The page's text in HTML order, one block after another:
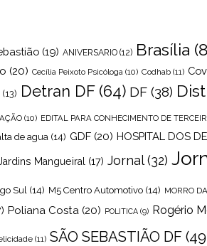
(19) ANIVERSARIO (12) Brasília
(20) Cecília Peixoto Psicóloga (10) Codhab (11)
(13) Detran DF(64) DF (38)
(10) EDITAL PARA CONHECIMENTO DE
de agua (14) GDF (20) HOSPITAL DOS
Mangueiral (17) Jornal(32)
Sul (14) M5 Centro Automotivo (14) MORRO
Poliana Costa (20) POLITICA (9) Rogério
(11) SÃO SEBASTIÃO DF